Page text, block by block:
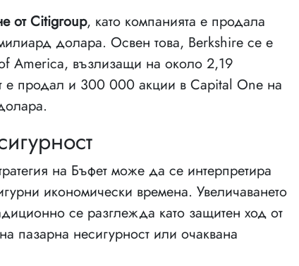
от Citigroup, като компанията е продала
долара. Освен това, Berkshire се е
America, възлизащи на около 2,19
е продал и 300 000 акции в Capital One на
на Бъфет може да се интерпретира
икономически времена. Увеличаването
се разглежда като защитен ход от
пазарна несигурност или очаквана